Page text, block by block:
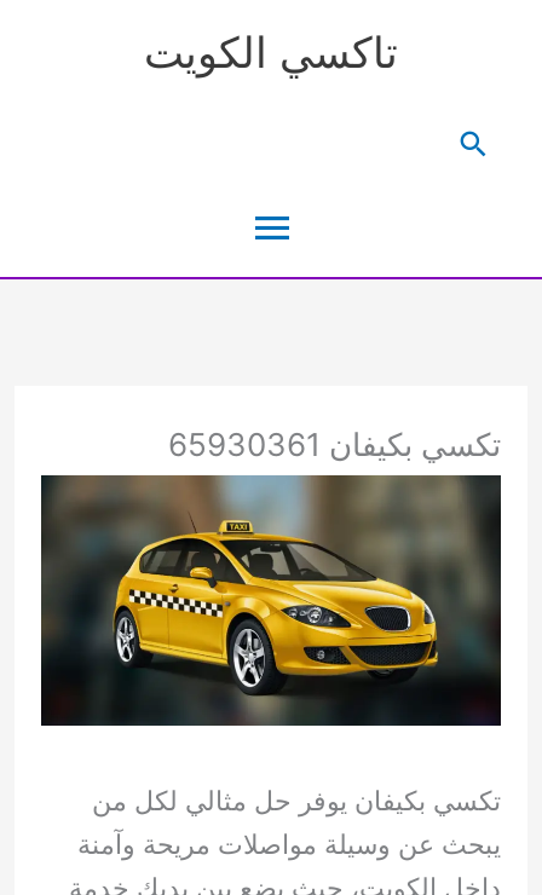
تاكسي الكويت
القائمة
البحث
تكسي بكيفان 65930361
تكسي بكيفان يوفر حل مثالي لكل من
يبحث عن وسيلة مواصلات مريحة وآمنة
داخل الكويت، حيث يضع بين يديك خدمة